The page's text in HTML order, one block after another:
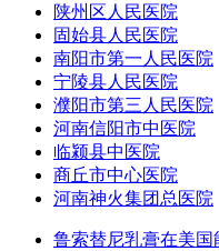
陕州区人民医院
固始县人民医院
南阳市第一人民医院
宁陵县人民医院
濮阳市第三人民医院
河南信阳市中医院
临颍县中医院
商丘市中心医院
河南神火集团总医院
鲁索替尼乳膏在美国